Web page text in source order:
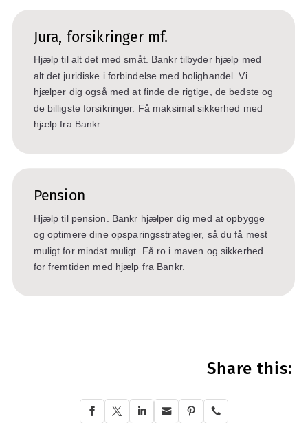
Jura, forsikringer mf.
Hjælp til alt det med småt. Bankr tilbyder hjælp med
alt det juridiske i forbindelse med bolighandel. Vi
hjælper dig også med at finde de rigtige, de bedste og
de billigste forsikringer. Få maksimal sikkerhed med
hjælp fra Bankr.
Pension
Hjælp til pension. Bankr hjælper dig med at opbygge
og optimere dine opsparingsstrategier, så du få mest
muligt for mindst muligt. Få ro i maven og sikkerhed
for fremtiden med hjælp fra Bankr.
Share this:
     